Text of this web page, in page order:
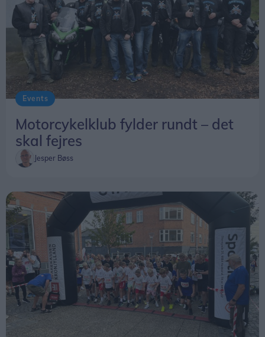
Events
Motorcykelklub fylder rundt – det
skal fejres
Jesper Bøss